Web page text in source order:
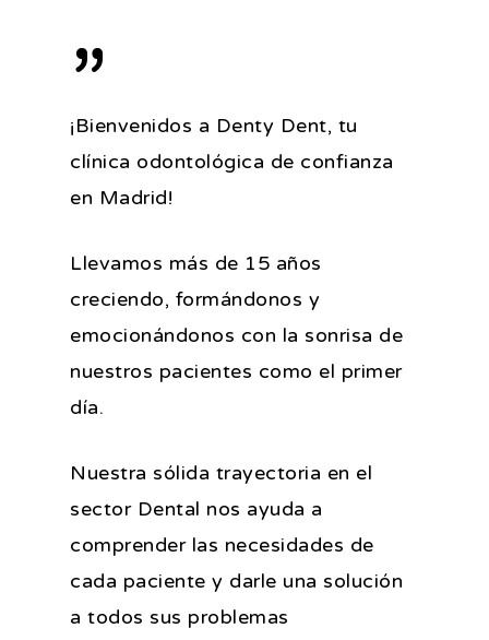
”
¡Bienvenidos a Denty Dent, tu
clínica odontológica de confianza
en Madrid!
Llevamos más de 15 años
creciendo, formándonos y
emocionándonos con la sonrisa de
nuestros pacientes como el primer
día.
Nuestra sólida trayectoria en el
sector Dental nos ayuda a
comprender las necesidades de
cada paciente y darle una solución
a todos sus problemas